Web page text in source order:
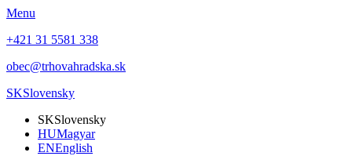
Menu
+421 31 5581 338
obec@trhovahradska.sk
SKSlovensky
SKSlovensky
HUMagyar
ENEnglish